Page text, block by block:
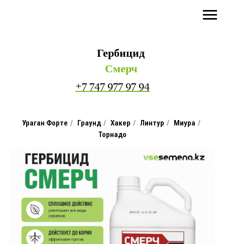
Гербицид
Смерч
+7 747 977 97 94
Ураган Форте / Граунд / Хакер / Линтур / Миура /
Торнадо